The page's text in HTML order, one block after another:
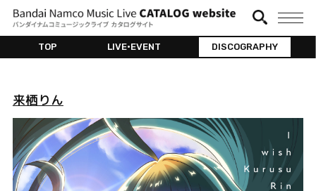
TOP LIVE•EVENT DISCOGRAPHY
来栖りん